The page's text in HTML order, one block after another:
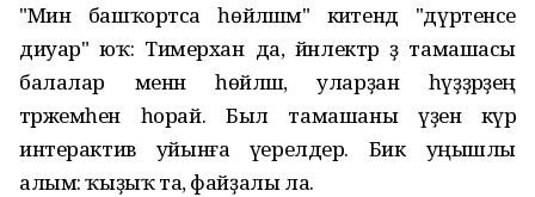
"Мин башҡортса һөйләшәм" әкиәтендә "дүртенсе
диуар" юҡ: Тимерхан да, йәнлектәр ҙә тамашасы
балалар менән һөйләшә, уларҙан һүҙҙәрҙең
тәржемәһен һорай. Был тамашаны үҙенә күрә
интерактив уйынға әүерелдерә. Бик уңышлы
алым: ҡыҙыҡ та, файҙалы ла.